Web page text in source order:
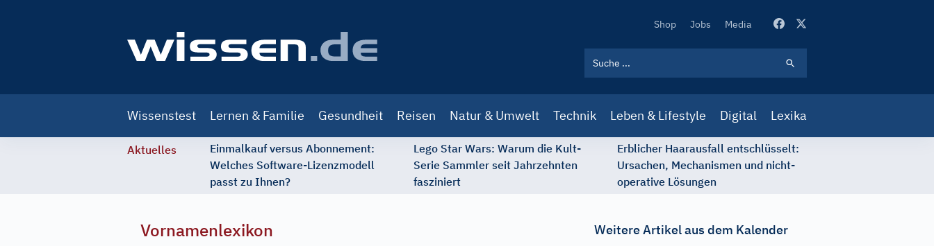
Secondary
Shop Jobs Media
navigation
Wissenstest Lernen & Familie Gesundheit Reisen Natur & Umwelt Technik Leben & Lifestyle Digital Lexika
Aktuelles
Einmalkauf versus Abonnement:
Welches Software-Lizenzmodell
passt zu Ihnen?
Lego Star Wars: Warum die Kult-
Serie Sammler seit Jahrzehnten
fasziniert
Erblicher Haarausfall entschlüsselt:
Ursachen, Mechanismen und nicht-
operative Lösungen
Vornamenlexikon Weitere Artikel aus dem Kalender